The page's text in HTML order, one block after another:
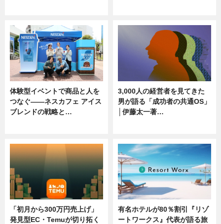
体験型イベントで商品と人を
つなぐ――ネスカフェ アイス
ブレンドの戦略と…
3,000人の経営者を見てきた
男が語る「成功者の共通OS」
│伊藤太一著…
「初月から300万円売上げ」
発見型EC・Temuが切り拓く
有名ホテルが80％割引『リゾ
ートワークス』代表が語る旅